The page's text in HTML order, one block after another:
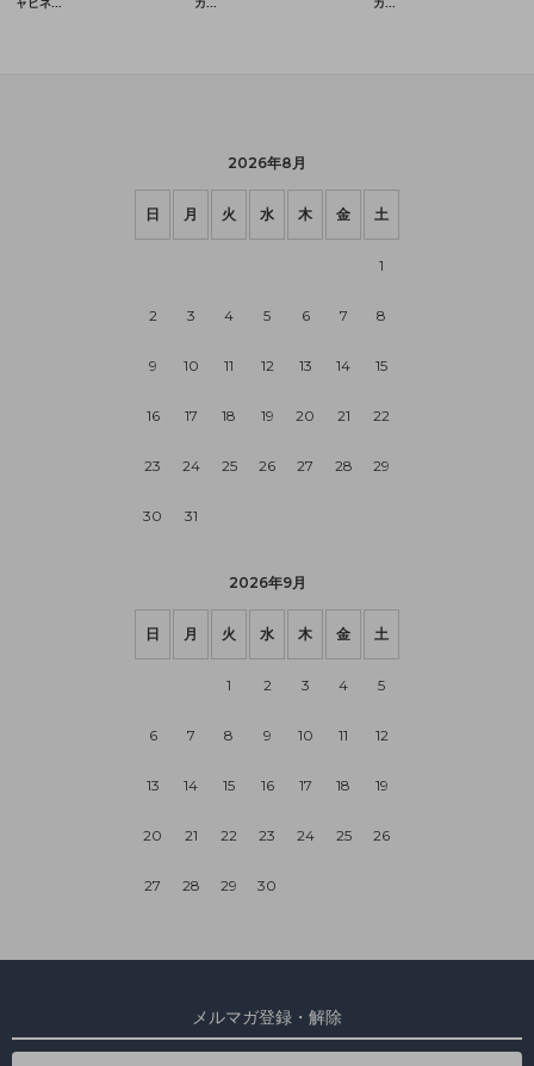
2026年8月
日 月 火 水 木 金 土
1
2 3 4 5 6 7 8
9 10 11 12 13 14 15
16 17 18 19 20 21 22
23 24 25 26 27 28 29
30 31
2026年9月
日 月 火 水 木 金 土
1 2 3 4 5
6 7 8 9 10 11 12
13 14 15 16 17 18 19
20 21 22 23 24 25 26
27 28 29 30
メルマガ登録・解除